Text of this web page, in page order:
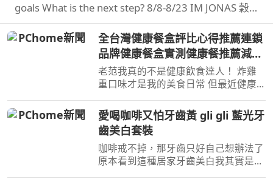
goals What is the next step? 8/8-8/23 IM JONAS 穀
卡卡 專屬限時團購
全台灣健康餐盒評比心得推薦連鎖
品牌健康餐盒實測健康餐推薦減脂
餐低卡高蛋白健身餐盒到底哪家最
好吃連外食族重口味的人也愛吃的
CP值最高是哪一家
老范我真的不是健康飲食達人！ 炸雞
重口味才是我的美食日常 但最近健康
蛋白減脂 ...
愛喝咖啡又怕牙齒黃 gli gli 藍光牙
齒美白套裝
咖啡戒不掉，那牙齒只好自己想辦法了
原本看到這種居家牙齒美白我其實是抱